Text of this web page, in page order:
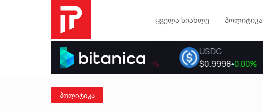
ყველა სიახლე პოლიტიკა
პოლიტიკა